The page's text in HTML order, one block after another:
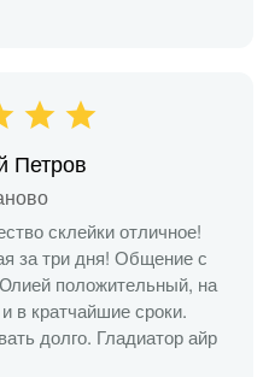
Петров
склейки отличное!
за три дня! Общение с
положительный, на
в кратчайшие сроки.
долго. Гладиатор айр